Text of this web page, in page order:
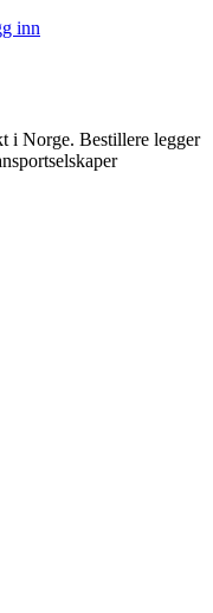
inn
i Norge. Bestillere legger